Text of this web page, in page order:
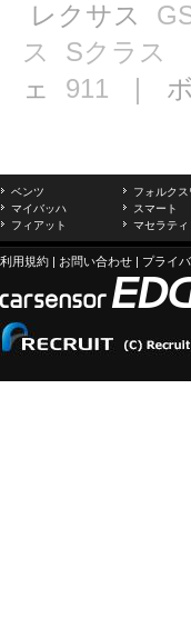
レクサス
ス
Sクラス
ェ 911 ｜
ベンツ フォルク
マイバッハ
スマート
フィアット
マセラティ
利用規約 | お問い合わせ | プライ